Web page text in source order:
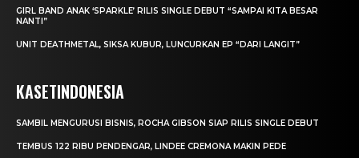
GIRL BAND ANAK ‘SPARKLE’ RILIS SINGLE DEBUT “SAMPAI KITA BESAR
NANTI”
UNIT DEATHMETAL, SIKSA KUBUR, LUNCURKAN EP “DARI LANGIT”
KASETINDONESIA
SAMBIL MENGURUSI BISNIS, ROCHA GIBSON SIAP RILIS SINGLE DEBUT
TEMBUS 122 RIBU PENDENGAR, LINDEE CREMONA MAKIN PEDE